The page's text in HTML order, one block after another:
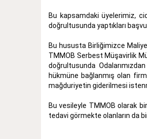
Bu kapsamdaki üyelerimiz,
doğrultusunda yaptıkları
Bu hususta Birliğimizce
TMMOB Serbest Müşavirlik
doğrultusunda
hükmüne bağlanmış olan
mağduriyetin giderilmesi
Bu vesileyle TMMOB olarak bir
tedavi görmekte olanların da